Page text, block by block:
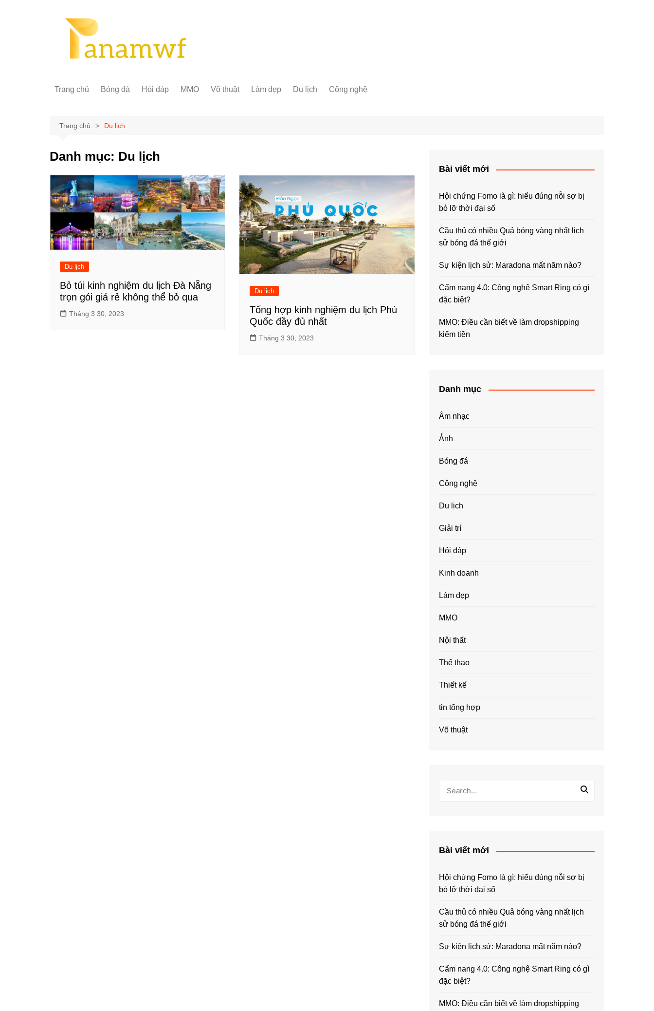
Trang chủ Bóng đá Hỏi đáp MMO Võ thuật Làm đẹp Du lịch Công nghệ
Trang chủ Du lịch
Danh mục: Du lịch
Du lịch
Bỏ túi kinh nghiệm du lịch Đà Nẵng
trọn gói giá rẻ không thể bỏ qua
Tháng 3 30, 2023
Du lịch
Tổng hợp kinh nghiệm du lịch Phú
Quốc đầy đủ nhất
Tháng 3 30, 2023
Bài viết mới
Hội chứng Fomo là gì: hiểu đúng nỗi sợ bị
bỏ lỡ thời đại số
Cầu thủ có nhiều Quả bóng vàng nhất lịch
sử bóng đá thế giới
Sự kiện lịch sử: Maradona mất năm nào?
Cẩm nang 4.0: Công nghệ Smart Ring có gì
đặc biệt?
MMO: Điều cần biết về làm dropshipping
kiếm tiền
Danh mục
Âm nhạc
Ảnh
Bóng đá
Công nghệ
Du lịch
Giải trí
Hỏi đáp
Kinh doanh
Làm đẹp
MMO
Nội thất
Thể thao
Thiết kế
tin tổng hợp
Võ thuật
Bài viết mới
Hội chứng Fomo là gì: hiểu đúng nỗi sợ bị
bỏ lỡ thời đại số
Cầu thủ có nhiều Quả bóng vàng nhất lịch
sử bóng đá thế giới
Sự kiện lịch sử: Maradona mất năm nào?
Cẩm nang 4.0: Công nghệ Smart Ring có gì
đặc biệt?
MMO: Điều cần biết về làm dropshipping